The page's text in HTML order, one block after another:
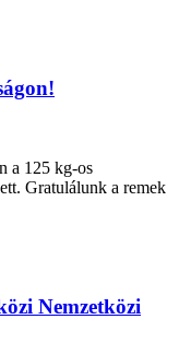
a 125 kg-os
Gratulálunk a remek
Nemzetközi